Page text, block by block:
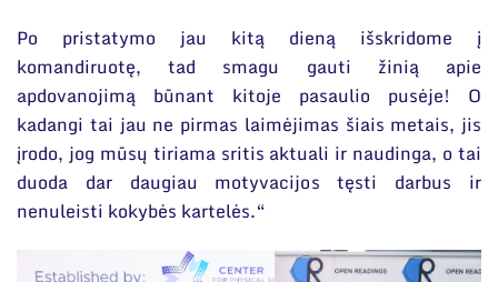
Po pristatymo jau kitą dieną išskridome į
komandiruotę, tad smagu gauti žinią apie
apdovanojimą būnant kitoje pasaulio pusėje! O
kadangi tai jau ne pirmas laimėjimas šiais metais, jis
įrodo, jog mūsų tiriama sritis aktuali ir naudinga, o tai
duoda dar daugiau motyvacijos tęsti darbus ir
nenuleisti kokybės kartelės.“